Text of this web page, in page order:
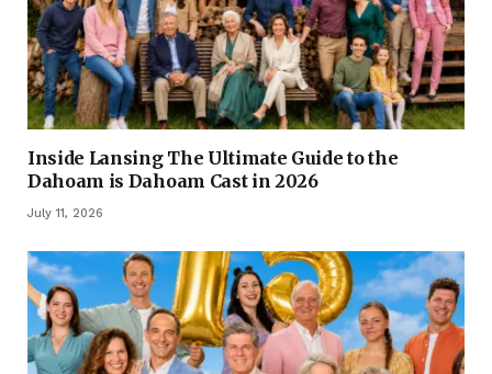
Inside Lansing The Ultimate Guide to the
Dahoam is Dahoam Cast in 2026
July 11, 2026